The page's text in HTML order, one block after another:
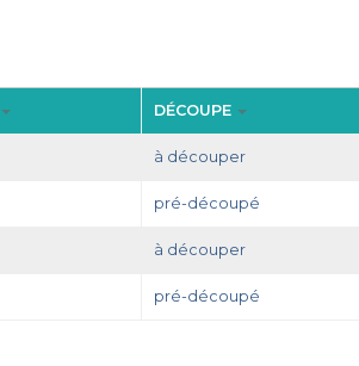
DÉCOUPE
à découper
pré-découpé
à découper
pré-découpé